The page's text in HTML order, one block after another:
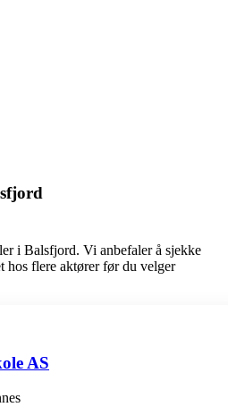
i Balsfjord. Vi anbefaler å sjekke
hos flere aktører før du velger
AS